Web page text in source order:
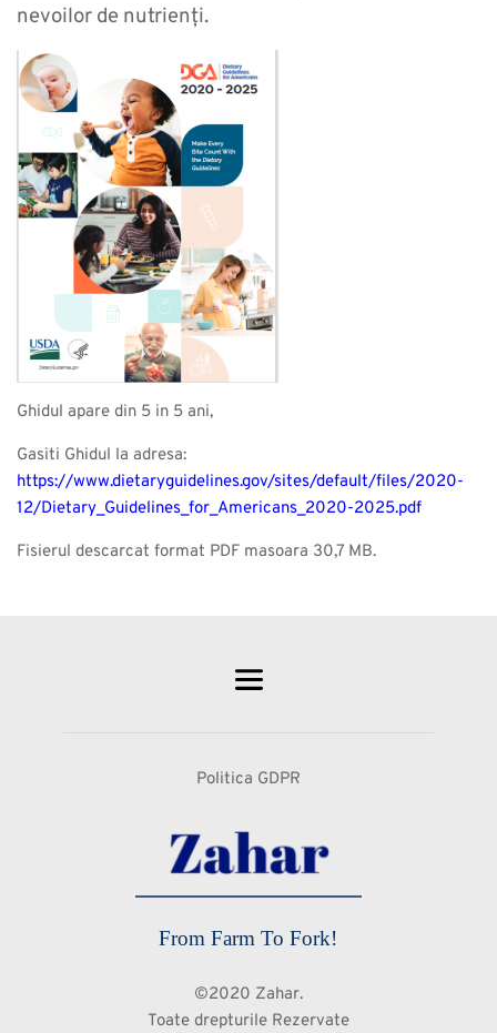
nevoilor de nutrienți.
Ghidul apare din 5 in 5 ani,
Gasiti Ghidul la adresa:
https://www.dietaryguidelines.gov/sites/default/files/2020-
12/Dietary_Guidelines_for_Americans_2020-2025.pdf
Fisierul descarcat format PDF masoara 30,7 MB.
©2020 Zahar.
Toate drepturile Rezervate
From Farm To Fork!
Politica GDPR